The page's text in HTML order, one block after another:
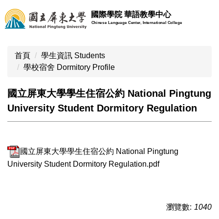
跳
到
主
國際學院 華語教學中心
Chinese Language Center, International College
首頁
學生資訊 Students
學校宿舍 Dormitory Profile
國立屏東大學學生住宿公約 National Pingtung
University Student Dormitory Regulation
國立屏東大學學生住宿公約 National Pingtung
University Student Dormitory Regulation.pdf
瀏覽數: 1040